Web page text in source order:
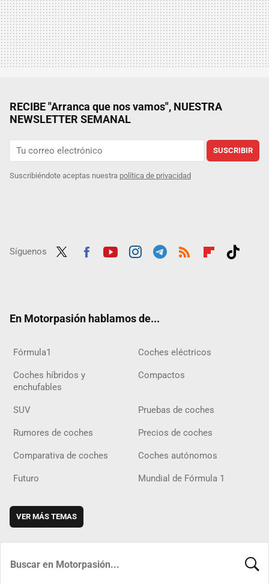
RECIBE "Arranca que nos vamos", NUESTRA
NEWSLETTER SEMANAL
SUSCRIBIR
Suscribiéndote aceptas nuestra política de privacidad
Síguenos
En Motorpasión hablamos de...
Fórmula1 Coches eléctricos
Coches híbridos y
enchufables
Compactos
SUV Pruebas de coches
Rumores de coches Precios de coches
Comparativa de coches Coches autónomos
Futuro Mundial de Fórmula 1
VER MÁS TEMAS